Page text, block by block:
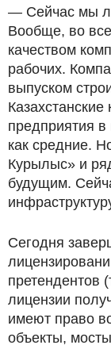
— Сейчас мы
Вообще, во
качеством
рабочих.
выпуском
предприятия
как средние.
Курылыс» и
будущим.
Сегодня
претендентов
лицензии
имеют право
объекты,